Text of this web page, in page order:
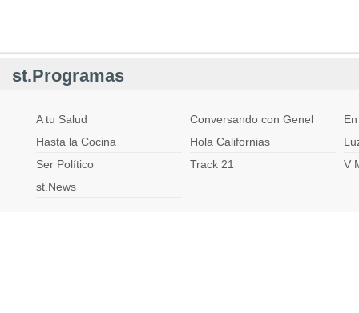
st.Programas
A tu Salud Conversando con Genel
Hasta la Cocina
Hola Californias
Ser Político
Track 21
V
st.News